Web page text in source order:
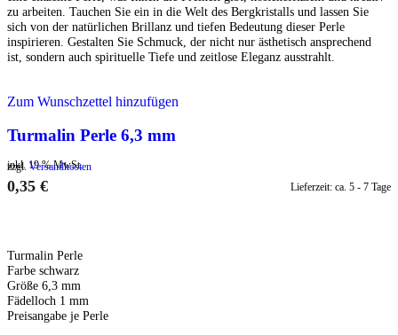
zu arbeiten. Tauchen Sie ein in die Welt des Bergkristalls und lassen Sie
sich von der natürlichen Brillanz und tiefen Bedeutung dieser Perle
inspirieren. Gestalten Sie Schmuck, der nicht nur ästhetisch ansprechend
ist, sondern auch spirituelle Tiefe und zeitlose Eleganz ausstrahlt.
Zum Wunschzettel hinzufügen
Turmalin Perle 6,3 mm
inkl. 19 % MwSt.
zzgl. Versandkosten
0,35 € Lieferzeit: ca. 5 - 7 Tage
Turmalin Perle
Farbe schwarz
Größe 6,3 mm
Fädelloch 1 mm
Preisangabe je Perle